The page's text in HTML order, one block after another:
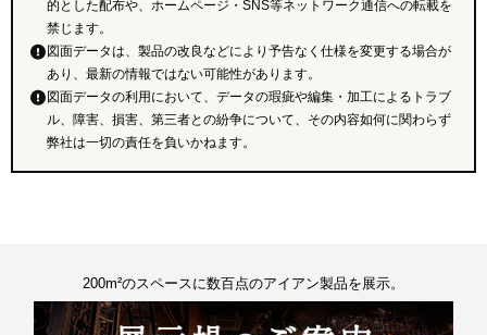
的とした配布や、ホームページ・SNS等ネットワーク通信への転載を
禁じます。
図面データは、製品の改良などにより予告なく仕様を変更する場合が
あり、最新の情報ではない可能性があります。
図面データの利用において、データの瑕疵や編集・加工によるトラブ
ル、障害、損害、第三者との紛争について、その内容如何に関わらず
弊社は一切の責任を負いかねます。
200m²のスペースに数百点のアイアン製品を展示。